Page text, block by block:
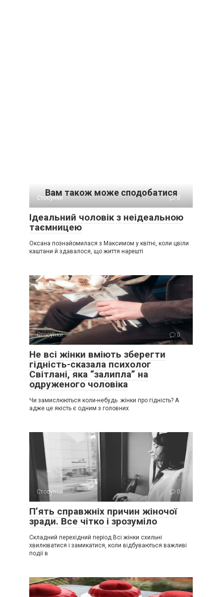
Вам також може сподобатися
Стосунки 0
Ідеальний чоловік з неідеальною
таємницею
Оксана познайомилася з Максимом у квітні, коли цвіли
каштани й здавалося, що життя нарешті
Стосунки 0
Не всі жінки вміють зберегти
гідність-сказала психолог
Світлані, яка “залипла” на
одруженого чоловіка
Чи замислюються коли-небудь жінки про гідність? А
адже це якість є одним з головних
Стосунки 0
П’ять справжніх причин жіночої
зради. Все чітко і зрозуміло
Складний перехідний період Всі жінки схильні
хвилюватися і замикатися, коли відбуваються важливі
події в